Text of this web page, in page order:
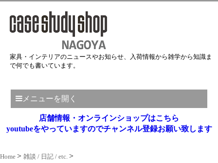
家具・インテリアのニュースやお知らせ、入荷情報から雑学から知識ま
で何でも書いています。
メニューを開く
店舗情報・オンラインショップはこちら
youtubeをやっていますのでチャンネル登録お願い致します
Home 雑談 / 日記 / etc.